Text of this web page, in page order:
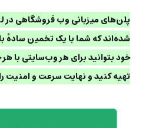
پلن‌های میزبانی وب فروشگاهی در
شده‌اند که شما با یک تخمین ساده‌ٔ
خود بتوانید برای هر وب‌سایتی با
تهیه کنید و نهایت سرعت و امنیت